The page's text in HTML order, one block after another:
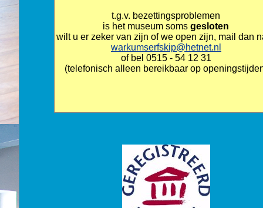
t.g.v. bezettingsproblemen
is het museum somsgesloten
wilt u er zeker van zijn of we open zijn, mail dan
warkumserfskip@hetnet.nl
of bel 0515 - 54 12 31
(telefonisch alleen bereikbaar op